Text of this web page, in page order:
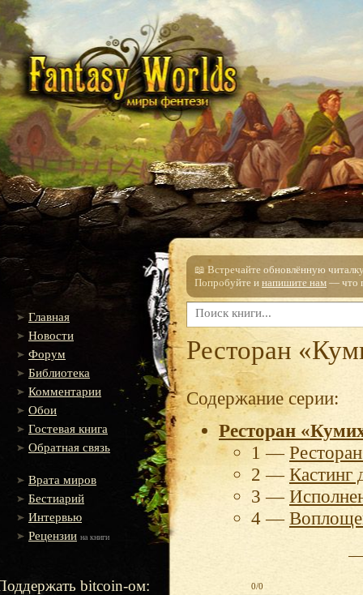
Главная
Новости
Форум
Библиотека
Комментарии
Обои
Гостевая книга
Обратная связь
Врата миров
Бестиарий
Интервью
Рецензии на книги
bitcoin-ом:
📖 Встречайте обновлённую
Попробуйте и напишите нам — что
Ресторан
Содержание серии:
Ресторан
1 —
2 —Кастинг
3 —
4 —
0/0